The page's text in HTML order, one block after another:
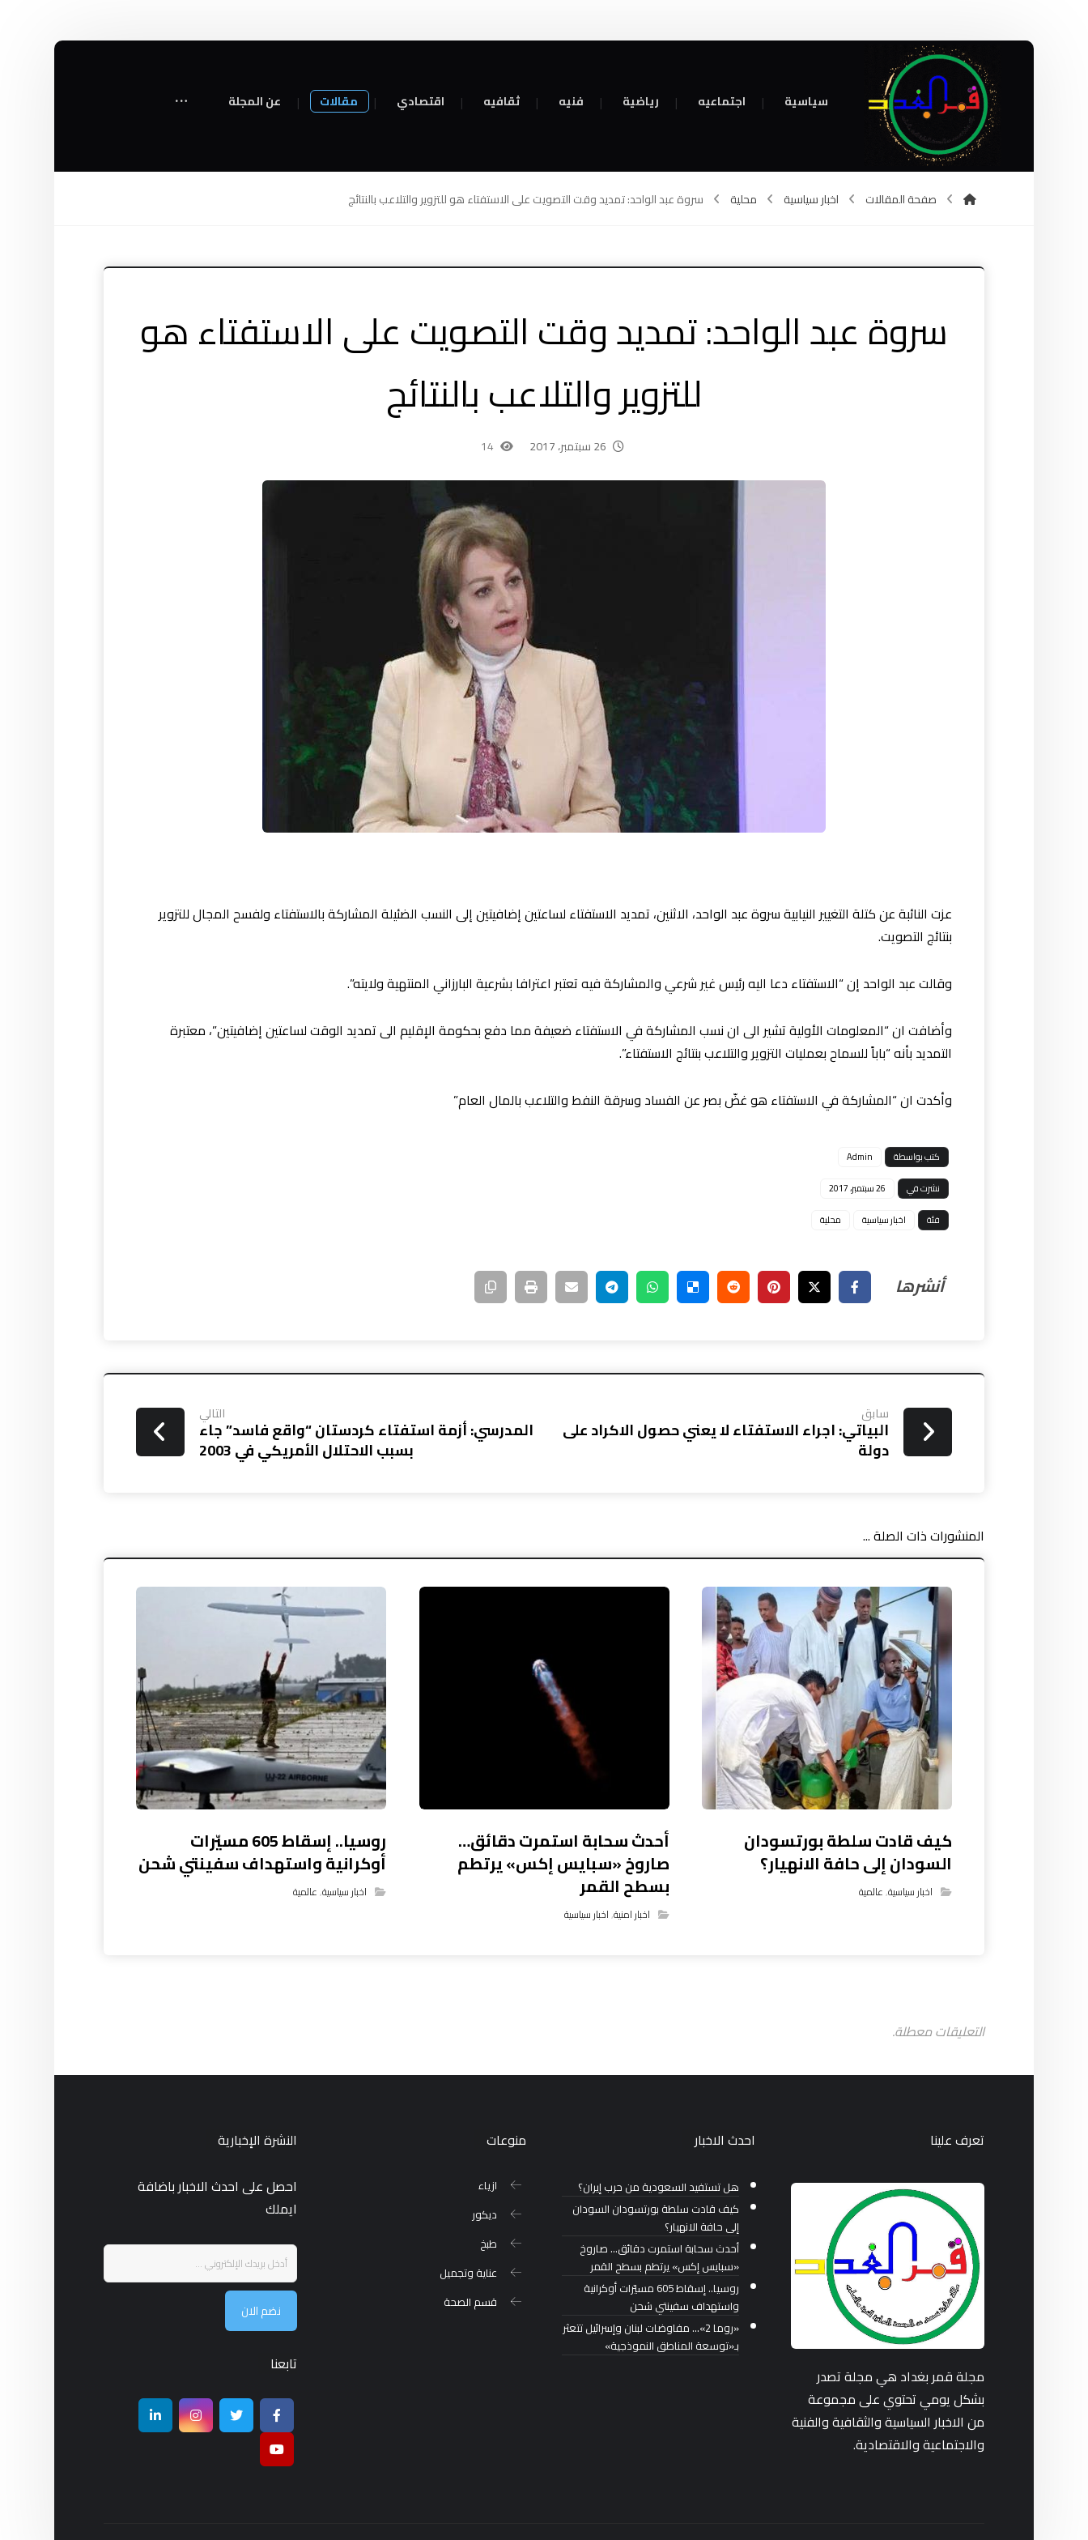
سياسية اجتماعيه رياضية فنيه ثقافيه اقتصادي مقالات عن المجلة
صفحة المقالات اخبار سياسية محلية سروة عبد الواحد: تمديد وقت التصويت على الاستفتاء هو للتزوير والتلاعب بالنتائج
سروة عبد الواحد: تمديد وقت التصويت على الاستفتاء هو
للتزوير والتلاعب بالنتائج
26 سبتمبر، 2017 14
عزت النائبة عن كتلة التغيير النيابية سروة عبد الواحد، الاثنين، تمديد الاستفتاء لساعتين إضافيتين إلى النسب الضئيلة المشاركة بالاستفتاء ولفسح المجال للتزوير
بنتائج التصويت.
وقالت عبد الواحد إن “الاستفتاء دعا اليه رئيس غير شرعي والمشاركة فيه تعتبر اعترافا بشرعية البارزاني المنتهية ولايته”.
وأضافت ان “المعلومات الأولية تشير الى ان نسب المشاركة في الاستفتاء ضعيفة مما دفع بحكومة الإقليم الى تمديد الوقت لساعتين إضافيتين”، معتبرة
التمديد بأنه “باباً للسماح بعمليات التزوير والتلاعب بنتائج الاستفتاء”.
وأكدت ان “المشاركة في الاستفتاء هو غضّ بصر عن الفساد وسرقة النفط والتلاعب بالمال العام”
كتب بواسطة
Admin
نشرت في
26 سبتمبر، 2017
فئة
اخبار سياسية محلية
سابق
البياتي: اجراء الاستفتاء لا يعني حصول الاكراد على
دولة
التالي
المدرسي: أزمة استفتاء كردستان “واقع فاسد” جاء
بسبب الاحتلال الأمريكي في 2003
المنشورات ذات الصلة ...
كيف قادت سلطة بورتسودان
السودان إلى حافة الانهيار؟
اخبار سياسية,عالمية
أحدث سحابة استمرت دقائق…
صاروخ «سبايس إكس» يرتطم
بسطح القمر
اخبار امنية,اخبار سياسية
روسيا.. إسقاط 605 مسيّرات
أوكرانية واستهداف سفينتي شحن
اخبار سياسية,عالمية
التعليقات معطلة.
تعرف علينا
مجلة قمر بغداد هي مجلة تصدر
بشكل يومي تحتوي على مجموعة
من الاخبار السياسية والثقافية والفنية
والاجتماعية والاقتصادية.
احدث الاخبار
هل تستفيد السعودية من حرب إيران؟
كيف قادت سلطة بورتسودان السودان
إلى حافة الانهيار؟
أحدث سحابة استمرت دقائق… صاروخ
«سبايس إكس» يرتطم بسطح القمر
روسيا.. إسقاط 605 مسيّرات أوكرانية
واستهداف سفينتي شحن
«روما 2»… مفاوضات لبنان وإسرائيل تتعثر
بـ«توسعة المناطق النموذجية»
منوعات
ازياء
ديكور
طبخ
عناية وتجميل
قسم الصحة
النشرة الإخبارية
احصل على احدث الاخبار باضافة
ايملك
نضم الان
تابعنا